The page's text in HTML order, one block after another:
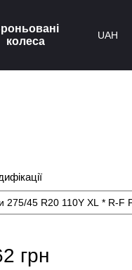
колеса
UAH
грн